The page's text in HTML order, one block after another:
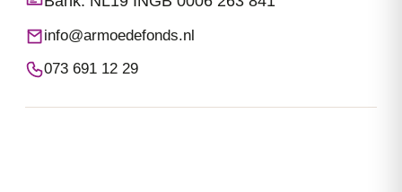
info@armoedefonds.nl
073 691 12 29